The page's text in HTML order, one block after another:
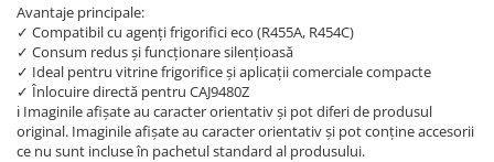
Avantaje principale:
✓ Compatibil cu agenți frigorifici eco (R455A, R454C)
✓ Consum redus și funcționare silențioasă
✓ Ideal pentru vitrine frigorifice și aplicații comerciale compacte
✓ Înlocuire directă pentru CAJ9480Z
ℹ️ Imaginile afișate au caracter orientativ și pot diferi de produsul
original. Imaginile afișate au caracter orientativ și pot conține accesorii
ce nu sunt incluse în pachetul standard al produsului.